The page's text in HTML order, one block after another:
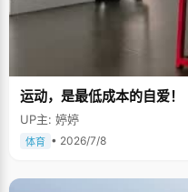
运动，是最低成本的自爱！
UP主: 婷婷
体育 • 2026/7/8